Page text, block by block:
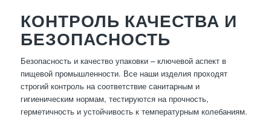
КОНТРОЛЬ КАЧЕСТВА И
БЕЗОПАСНОСТЬ
Безопасность и качество упаковки – ключевой аспект в
пищевой промышленности. Все наши изделия проходят
строгий контроль на соответствие санитарным и
гигиеническим нормам, тестируются на прочность,
герметичность и устойчивость к температурным колебаниям.